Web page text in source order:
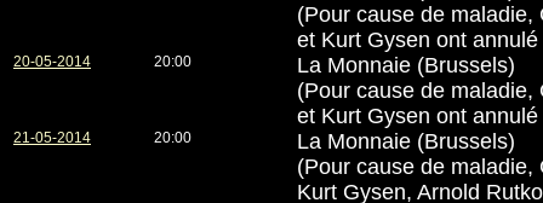
(Pour cause de maladie,
et Kurt Gysen ont
20-05-2014 20:00
La Monnaie (Brussels)
(Pour cause de maladie,
et Kurt Gysen ont
21-05-2014 20:00
La Monnaie (Brussels)
(Pour cause de maladie,
Kurt Gysen, Arnold